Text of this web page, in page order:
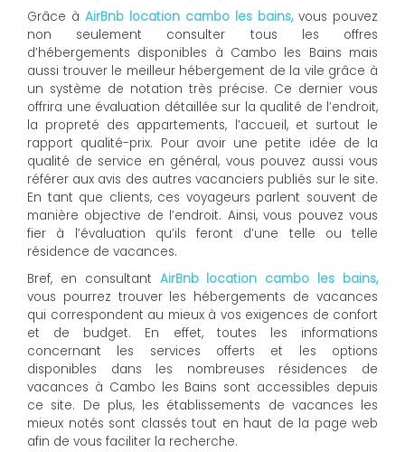
Grâce à AirBnb location cambo les bains, vous pouvez
non seulement consulter tous les offres
d’hébergements disponibles à Cambo les Bains mais
aussi trouver le meilleur hébergement de la vile grâce à
un système de notation très précise. Ce dernier vous
offrira une évaluation détaillée sur la qualité de l’endroit,
la propreté des appartements, l’accueil, et surtout le
rapport qualité-prix. Pour avoir une petite idée de la
qualité de service en général, vous pouvez aussi vous
référer aux avis des autres vacanciers publiés sur le site.
En tant que clients, ces voyageurs parlent souvent de
manière objective de l’endroit. Ainsi, vous pouvez vous
fier à l’évaluation qu’ils feront d’une telle ou telle
résidence de vacances.
Bref, en consultant AirBnb location cambo les bains,
vous pourrez trouver les hébergements de vacances
qui correspondent au mieux à vos exigences de confort
et de budget. En effet, toutes les informations
concernant les services offerts et les options
disponibles dans les nombreuses résidences de
vacances à Cambo les Bains sont accessibles depuis
ce site. De plus, les établissements de vacances les
mieux notés sont classés tout en haut de la page web
afin de vous faciliter la recherche.